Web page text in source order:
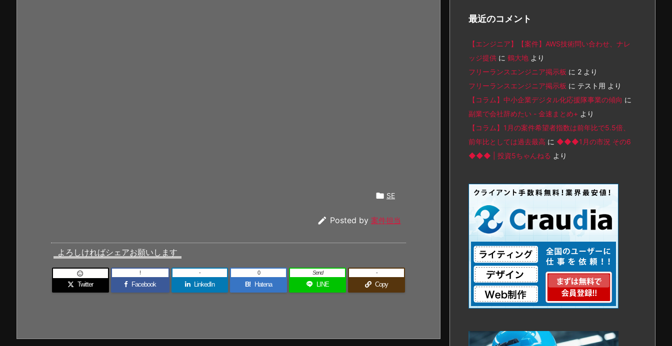
 SE
 Posted by 案件担当
よろしければシェアお願いします
Twitter

Facebook
!
LinkedIn
-
B! Hatena
0
LINE
Send
Copy
-
最近のコメント
【エンジニア】【案件】AWS技術問い合わせ、ナレ
ッジ提供 に 鶴大地 より
フリーランスエンジニア掲示板 に 2 より
フリーランスエンジニア掲示板 に テスト用 より
【コラム】中小企業デジタル化応援隊事業の傾向 に
副業で会社辞めたい - 金速まとめ+ より
【コラム】1月の案件希望者指数は前年比で5.5倍、
前年比としては過去最高 に ◆◆◆1月の市況 その6
◆◆◆ | 投資5ちゃんねる より